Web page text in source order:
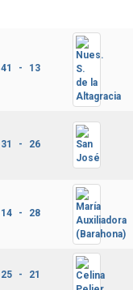
41 - 13
31 - 26
14 - 28
25 - 21